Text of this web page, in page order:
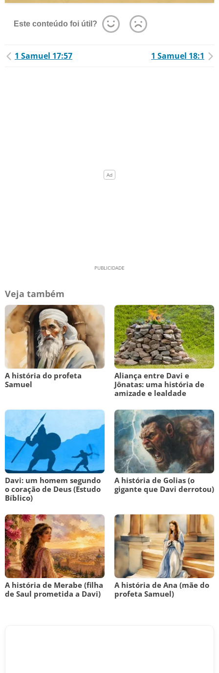
Este conteúdo foi útil?
1 Samuel 17:57 1 Samuel 18:1
Veja também
A história do profeta
Samuel
Aliança entre Davi e
Jônatas: uma história de
amizade e lealdade
Davi: um homem segundo
o coração de Deus (Estudo
Bíblico)
A história de Golias (o
gigante que Davi derrotou)
A história de Merabe (filha
de Saul prometida a Davi)
A história de Ana (mãe do
profeta Samuel)